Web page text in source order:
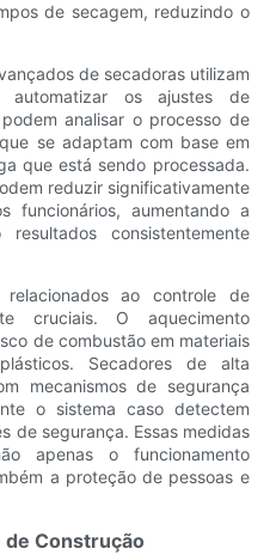
de secagem, reduzindo o
de secadoras utilizam
automatizar os ajustes de
analisar o processo de
se adaptam com base em
que está sendo processada.
reduzir significativamente
funcionários, aumentando a
consistentemente
ao controle de
cruciais. O aquecimento
de combustão em materiais
Secadores de alta
mecanismos de segurança
o sistema caso detectem
de segurança. Essas medidas
apenas o funcionamento
a proteção de pessoas e
de Construção